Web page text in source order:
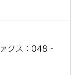
クス：048‐